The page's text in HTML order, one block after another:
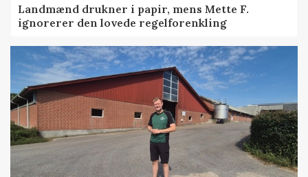
Landmænd drukner i papir, mens Mette F.
ignorerer den lovede regelforenkling